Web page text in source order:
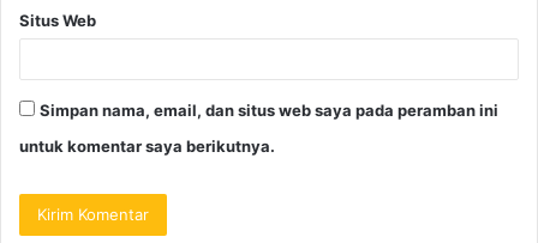
Situs Web
Simpan nama, email, dan situs web saya pada peramban ini
untuk komentar saya berikutnya.